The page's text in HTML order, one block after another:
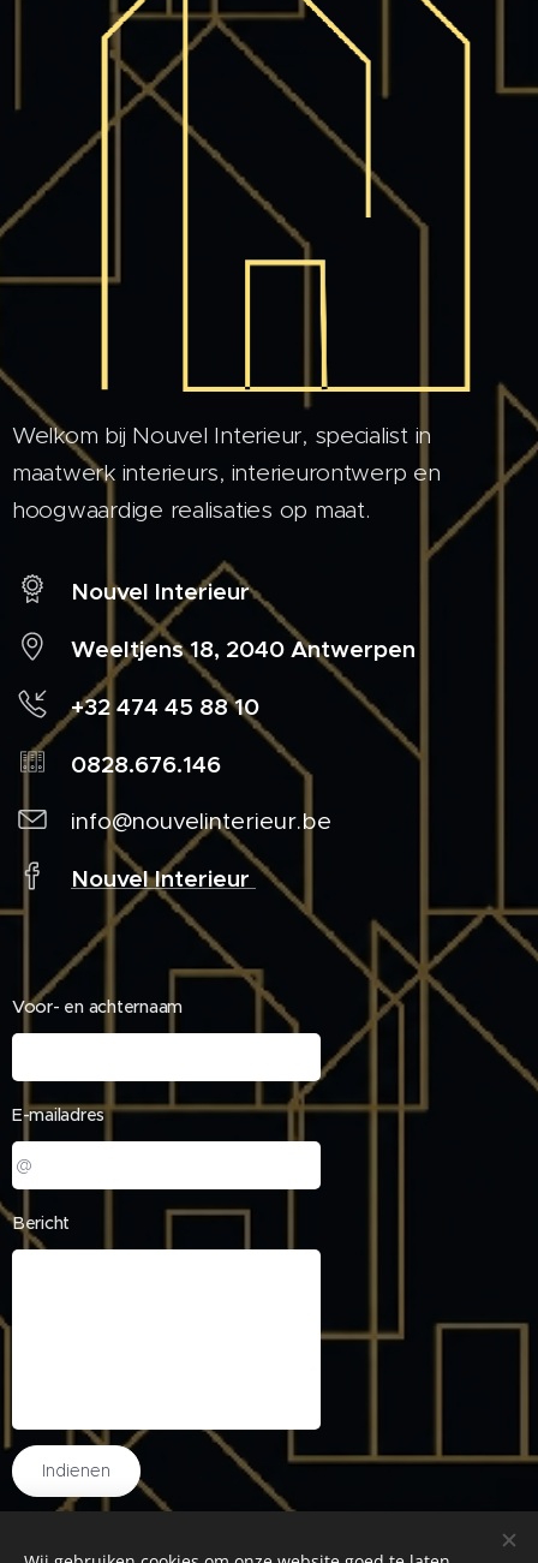
Welkom bij Nouvel Interieur, specialist in
maatwerk interieurs, interieurontwerp en
hoogwaardige realisaties op maat.
Nouvel Interieur
Weeltjens 18, 2040 Antwerpen
+32 474 45 88 10
0828.676.146
info@nouvelinterieur.be
Nouvel Interieur
Voor- en achternaam
E-mailadres
Bericht
Indienen